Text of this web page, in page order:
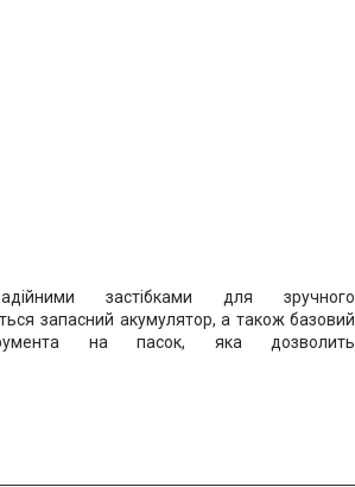
застібками для зручного
запасний акумулятор, а також базовий
на пасок, яка дозволить